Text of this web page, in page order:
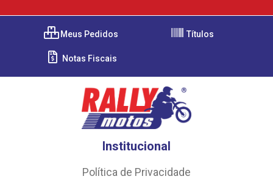
Meus Pedidos Títulos
Notas Fiscais
Institucional
Política de Privacidade